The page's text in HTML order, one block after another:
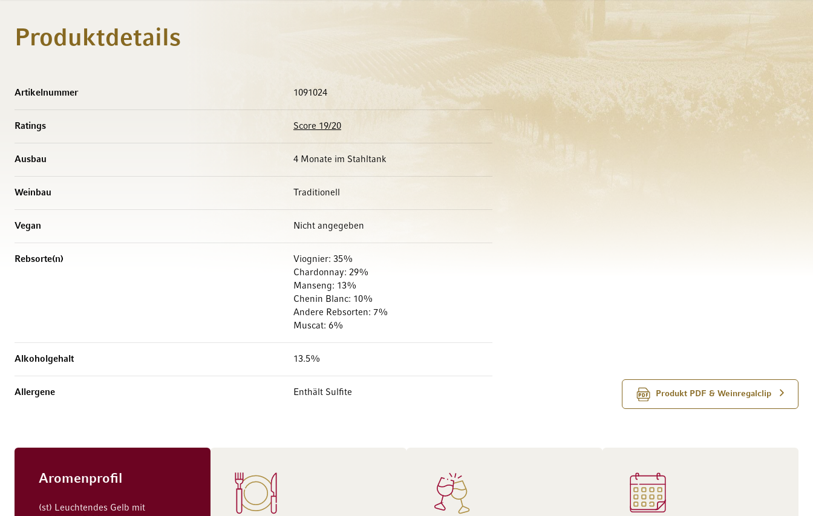
Produktdetails
Produkt PDF & Weinregalclip
Artikelnummer 1091024
Ratings Score 19/20
Ausbau 4 Monate im Stahltank
Weinbau Traditionell
Vegan Nicht angegeben
Rebsorte(n)
Viognier: 35%
Chardonnay: 29%
Manseng: 13%
Chenin Blanc: 10%
Andere Rebsorten: 7%
Muscat: 6%
Alkoholgehalt 13.5%
Allergene Enthält Sulfite
Aromenprofil
(st) Leuchtendes Gelb mit